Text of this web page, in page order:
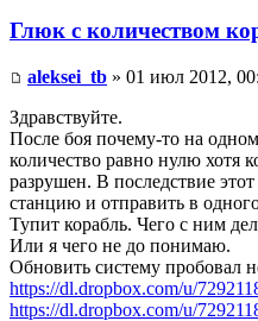
Глюк с количеством
aleksei_tb » 01 июл 2012,
Здравствуйте.
После боя почему-то на
количество равно нулю хотя
разрушен. В последствие этот
станцию и отправить в
Тупит корабль. Чего с ним
Или я чего не до понимаю.
Обновить систему пробовал
https://dl.dropbox.com/u/
https://dl.dropbox.com/u/